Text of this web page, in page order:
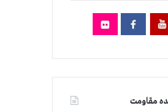
مقاومت